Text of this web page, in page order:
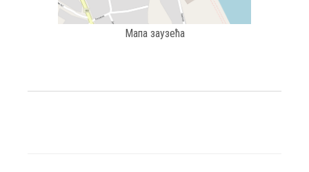
Мапа заузећа